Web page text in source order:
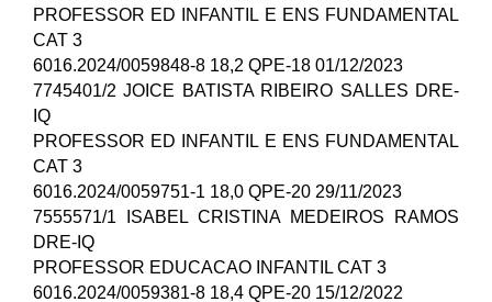
PROFESSOR ED INFANTIL E ENS FUNDAMENTAL
CAT 3
6016.2024/0059848-8 18,2 QPE-18 01/12/2023
7745401/2 JOICE BATISTA RIBEIRO SALLES DRE-
IQ
PROFESSOR ED INFANTIL E ENS FUNDAMENTAL
CAT 3
6016.2024/0059751-1 18,0 QPE-20 29/11/2023
7555571/1 ISABEL CRISTINA MEDEIROS RAMOS
DRE-IQ
PROFESSOR EDUCACAO INFANTIL CAT 3
6016.2024/0059381-8 18,4 QPE-20 15/12/2022